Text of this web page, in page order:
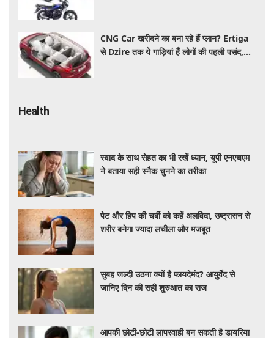
CNG Car खरीदने का बना रहे हैं प्लान? Ertiga
से Dzire तक ये गाड़ियां हैं लोगों की पहली पसंद,
Health
स्वाद के साथ सेहत का भी रखें ध्यान, यूपी एनएचएम
ने बताया सही स्नैक चुनने का तरीका
पेट और हिप की चर्बी को कहें अलविदा, उष्ट्रासन से
शरीर बनेगा ज्यादा लचीला और मजबूत
सुबह जल्दी उठना क्यों है फायदेमंद? आयुर्वेद से
जानिए दिन की सही शुरुआत का राज
आपकी छोटी-छोटी लापरवाही बन सकती है डायरिया